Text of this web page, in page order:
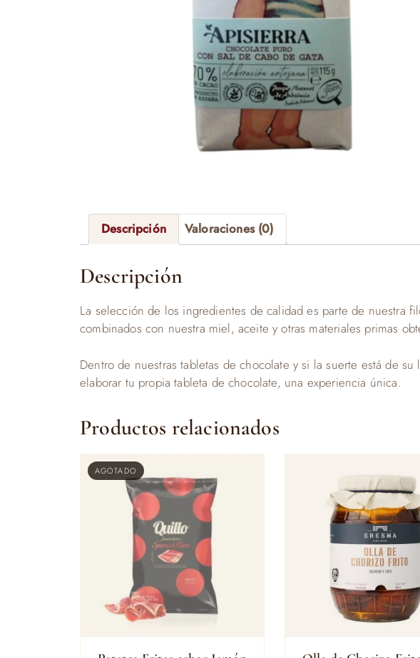
Descripción Valoraciones (0)
Descripción
La selección de los ingredientes de calidad es parte de nuestra
combinados con nuestra miel, aceite y otras materiales primas
Dentro de nuestras tabletas de chocolate y si la suerte está de
elaborar tu propia tableta de chocolate, una experiencia única.
Productos relacionados
AGOTADO